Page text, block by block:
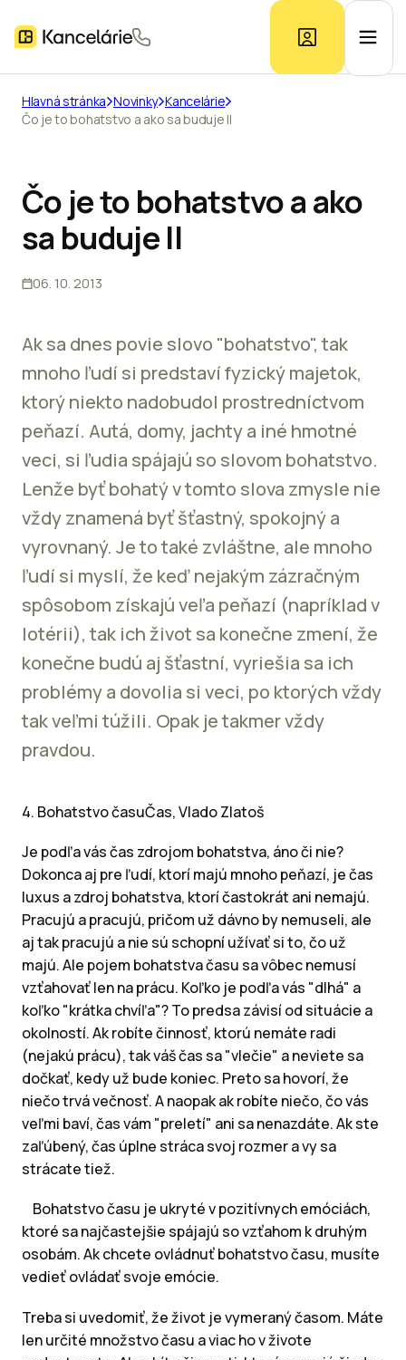
Prieskum trhu
Hlavná stránka Novinky Kancelárie
Čo je to bohatstvo a ako sa buduje II
Čo je to bohatstvo a ako
sa buduje II
06. 10. 2013
Ak sa dnes povie slovo "bohatstvo", tak
mnoho ľudí si predstaví fyzický majetok,
ktorý niekto nadobudol prostredníctvom
peňazí. Autá, domy, jachty a iné hmotné
veci, si ľudia spájajú so slovom bohatstvo.
Lenže byť bohatý v tomto slova zmysle nie
vždy znamená byť šťastný, spokojný a
vyrovnaný. Je to také zvláštne, ale mnoho
ľudí si myslí, že keď nejakým zázračným
spôsobom získajú veľa peňazí (napríklad v
lotérii), tak ich život sa konečne zmení, že
konečne budú aj šťastní, vyriešia sa ich
problémy a dovolia si veci, po ktorých vždy
tak veľmi túžili. Opak je takmer vždy
pravdou.
4. Bohatstvo časuČas, Vlado Zlatoš
Je podľa vás čas zdrojom bohatstva, áno či nie?
Dokonca aj pre ľudí, ktorí majú mnoho peňazí, je čas
luxus a zdroj bohatstva, ktorí častokrát ani nemajú.
Pracujú a pracujú, pričom už dávno by nemuseli, ale
aj tak pracujú a nie sú schopní užívať si to, čo už
majú. Ale pojem bohatstva času sa vôbec nemusí
vzťahovať len na prácu. Koľko je podľa vás "dlhá" a
koľko "krátka chvíľa"? To predsa závisí od situácie a
okolností. Ak robíte činnosť, ktorú nemáte radi
(nejakú prácu), tak váš čas sa "vlečie" a neviete sa
dočkať, kedy už bude koniec. Preto sa hovorí, že
niečo trvá večnosť. A naopak ak robíte niečo, čo vás
veľmi baví, čas vám "preletí" ani sa nenazdáte. Ak ste
zaľúbený, čas úplne stráca svoj rozmer a vy sa
strácate tiež.
Bohatstvo času je ukryté v pozitívnych emóciách,
ktoré sa najčastejšie spájajú so vzťahom k druhým
osobám. Ak chcete ovládnuť bohatstvo času, musíte
vedieť ovládať svoje emócie.
Treba si uvedomiť, že život je vymeraný časom. Máte
len určité množstvo času a viac ho v živote